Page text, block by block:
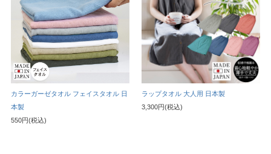
カラーガーゼタオル フェイスタオル 日
本製
550円(税込)
ラップタオル 大人用 日本製
3,300円(税込)